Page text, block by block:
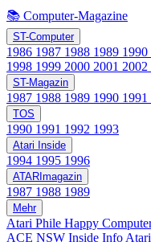
📚 Computer-Magazine
ST-Computer
1986 1987 1988 1989 1990
1998 1999 2000 2001 2002
ST-Magazin
1987 1988 1989 1990 1991
TOS
1990 1991 1992 1993
Atari Inside
1994 1995 1996
ATARImagazin
1987 1988 1989
Mehr
Atari Phile Happy
ACE NSW Inside Info